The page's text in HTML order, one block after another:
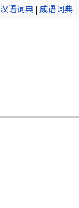
汉语词典 成语词典